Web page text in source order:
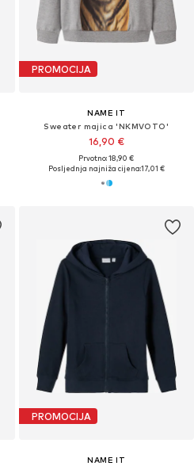
PROMOCIJA
NAME IT
Sweater majica 'NKMVOTO'
16,90 €
Prvotno: 18,90 €
Posljednja najniža cijena:17,01 €
PROMOCIJA
NAME IT